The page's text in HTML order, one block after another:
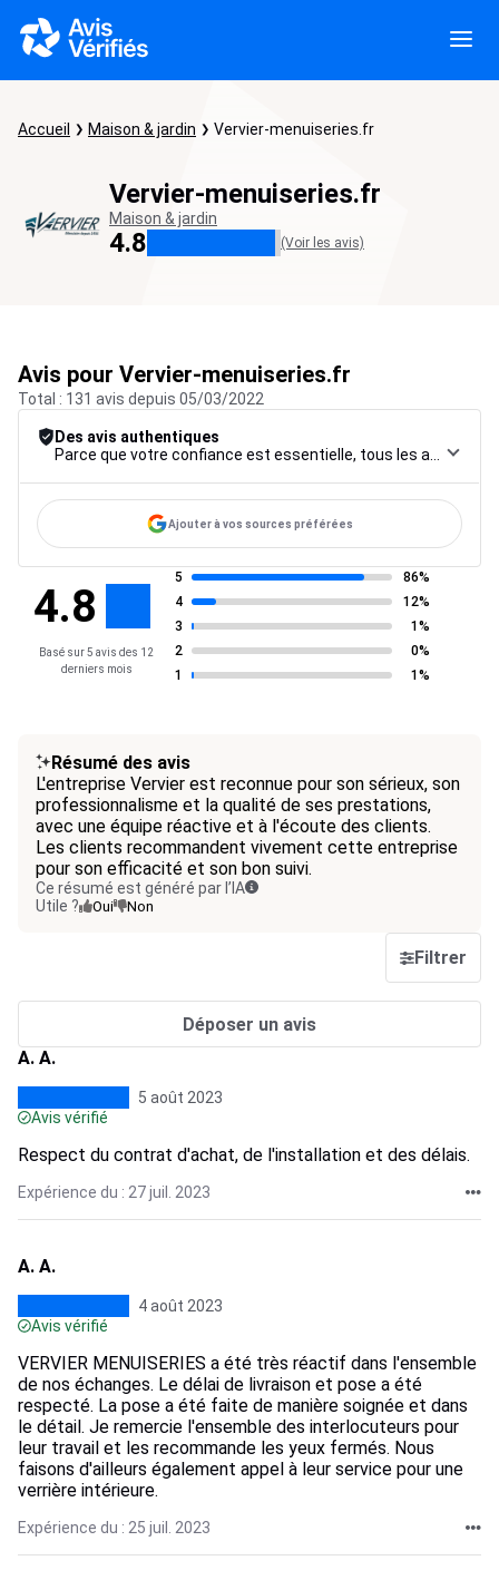
Accueil Maison & jardin Vervier-menuiseries.fr
Vervier-menuiseries.fr
Maison & jardin
4.8 (Voir les avis)
Avis pour Vervier-menuiseries.fr
Total : 131 avis depuis 05/03/2022
Des avis authentiques
Ajouter à vos sources préférées
4.8
Basé sur 5 avis des 12
derniers mois
5
86%
4
12%
3
1%
2
0%
1
1%
Résumé des avis
L'entreprise Vervier est reconnue pour son sérieux, son
professionnalisme et la qualité de ses prestations,
avec une équipe réactive et à l'écoute des clients.
Les clients recommandent vivement cette entreprise
pour son efficacité et son bon suivi.
Ce résumé est généré par l’IA
Utile ?
Oui Non
Filtrer
Déposer un avis
A. A.
5 août 2023
Avis vérifié
Respect du contrat d'achat, de l'installation et des délais.
Expérience du : 27 juil. 2023
A. A.
4 août 2023
Avis vérifié
VERVIER MENUISERIES a été très réactif dans l'ensemble
de nos échanges. Le délai de livraison et pose a été
respecté. La pose a été faite de manière soignée et dans
le détail. Je remercie l'ensemble des interlocuteurs pour
leur travail et les recommande les yeux fermés. Nous
faisons d'ailleurs également appel à leur service pour une
verrière intérieure.
Expérience du : 25 juil. 2023